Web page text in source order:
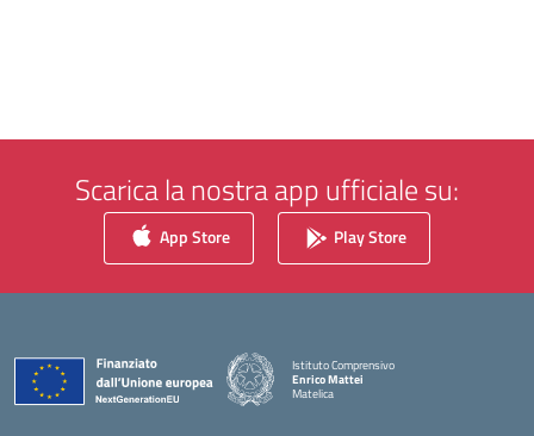
Scarica la nostra app ufficiale su:
App Store Play Store
Istituto Comprensivo
Enrico Mattei
Matelica